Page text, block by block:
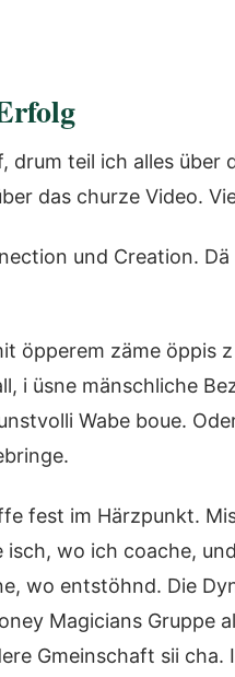
drum teil ich alles über
das churze Video.
und Creation.
öpperem zäme öppis
i üsne mänschliche
Wabe boue.
fest im Härzpunkt.
wo ich coache,
wo entstöhnd. Die
Magicians Gruppe
Gmeinschaft sii cha.